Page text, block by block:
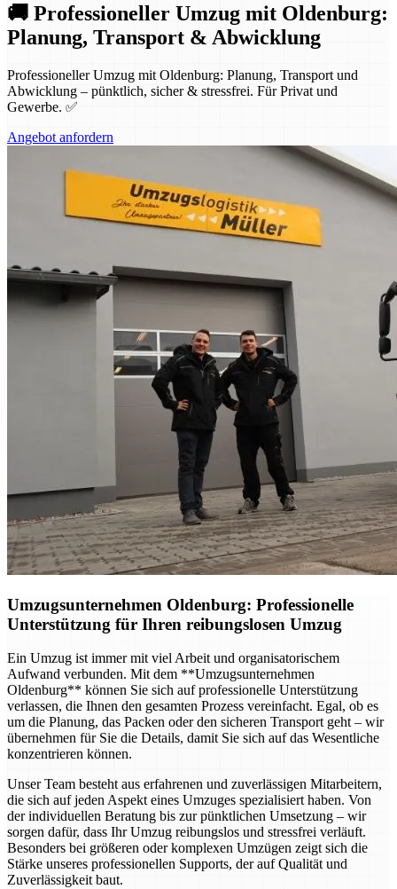
🚚 Professioneller Umzug mit Oldenburg:
Planung, Transport & Abwicklung
Professioneller Umzug mit Oldenburg: Planung, Transport und
Abwicklung – pünktlich, sicher & stressfrei. Für Privat und
Gewerbe. ✅
Angebot anfordern
Umzugsunternehmen Oldenburg: Professionelle
Unterstützung für Ihren reibungslosen Umzug
Ein Umzug ist immer mit viel Arbeit und organisatorischem
Aufwand verbunden. Mit dem **Umzugsunternehmen
Oldenburg** können Sie sich auf professionelle Unterstützung
verlassen, die Ihnen den gesamten Prozess vereinfacht. Egal, ob es
um die Planung, das Packen oder den sicheren Transport geht – wir
übernehmen für Sie die Details, damit Sie sich auf das Wesentliche
konzentrieren können.
Unser Team besteht aus erfahrenen und zuverlässigen Mitarbeitern,
die sich auf jeden Aspekt eines Umzuges spezialisiert haben. Von
der individuellen Beratung bis zur pünktlichen Umsetzung – wir
sorgen dafür, dass Ihr Umzug reibungslos und stressfrei verläuft.
Besonders bei größeren oder komplexen Umzügen zeigt sich die
Stärke unseres professionellen Supports, der auf Qualität und
Zuverlässigkeit baut.